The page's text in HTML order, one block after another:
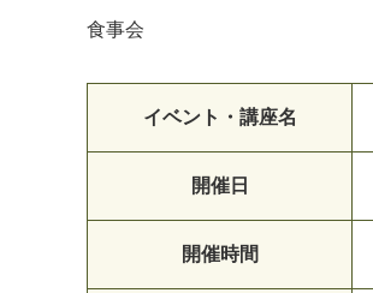
食事会
イベント・講座名
開催日
開催時間